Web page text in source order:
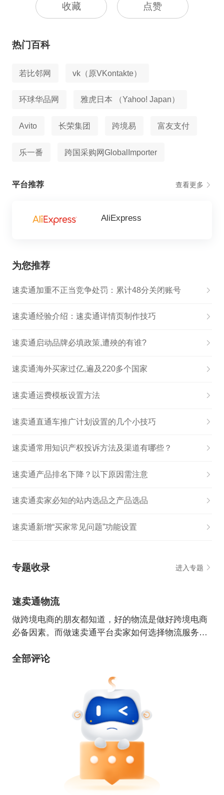
收藏 点赞
热门百科
若比邻网 vk（原VKontakte）
环球华品网 雅虎日本 （Yahoo! Japan）
Avito 长荣集团 跨境易 富友支付
乐一番 跨国采购网GlobalImporter
平台推荐 查看更多
AliExpress
为您推荐
速卖通加重不正当竞争处罚：累计48分关闭账号
速卖通经验介绍：速卖通详情页制作技巧
速卖通启动品牌必填政策,遭殃的有谁?
速卖通海外买家过亿,遍及220多个国家
速卖通运费模板设置方法
速卖通直通车推广计划设置的几个小技巧
速卖通常用知识产权投诉方法及渠道有哪些？
速卖通产品排名下降？以下原因需注意
速卖通卖家必知的站内选品之产品选品
速卖通新增“买家常见问题”功能设置
专题收录 进入专题
速卖通物流
做跨境电商的朋友都知道，好的物流是做好跨境电商
必备因素。而做速卖通平台卖家如何选择物流服务
给大家分享有关速卖通物流干货知识，助力速卖通卖
全部评论